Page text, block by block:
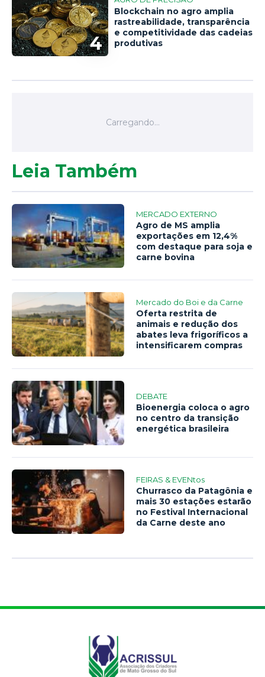
4
Blockchain no agro amplia
rastreabilidade, transparência
e competitividade das cadeias
produtivas
Leia Também
MERCADO EXTERNO
Agro de MS amplia
exportações em 12,4%
com destaque para soja e
carne bovina
Mercado do Boi e da Carne
Oferta restrita de
animais e redução dos
abates leva frigoríficos a
intensificarem compras
DEBATE
Bioenergia coloca o agro
no centro da transição
energética brasileira
FEIRAS & EVENtos
Churrasco da Patagônia e
mais 30 estações estarão
no Festival Internacional
da Carne deste ano